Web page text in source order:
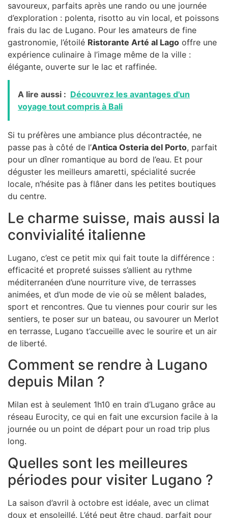
savoureux, parfaits après une rando ou une journée
d’exploration : polenta, risotto au vin local, et poissons
frais du lac de Lugano. Pour les amateurs de fine
gastronomie, l’étoilé Ristorante Arté al Lago offre une
expérience culinaire à l’image même de la ville :
élégante, ouverte sur le lac et raffinée.
A lire aussi : Découvrez les avantages d'un
voyage tout compris à Bali
Si tu préfères une ambiance plus décontractée, ne
passe pas à côté de l’Antica Osteria del Porto, parfait
pour un dîner romantique au bord de l’eau. Et pour
déguster les meilleurs amaretti, spécialité sucrée
locale, n’hésite pas à flâner dans les petites boutiques
du centre.
Le charme suisse, mais aussi la
convivialité italienne
Lugano, c’est ce petit mix qui fait toute la différence :
efficacité et propreté suisses s’allient au rythme
méditerranéen d’une nourriture vive, de terrasses
animées, et d’un mode de vie où se mêlent balades,
sport et rencontres. Que tu viennes pour courir sur les
sentiers, te poser sur un bateau, ou savourer un Merlot
en terrasse, Lugano t’accueille avec le sourire et un air
de liberté.
Comment se rendre à Lugano
depuis Milan ?
Milan est à seulement 1h10 en train d’Lugano grâce au
réseau Eurocity, ce qui en fait une excursion facile à la
journée ou un point de départ pour un road trip plus
long.
Quelles sont les meilleures
périodes pour visiter Lugano ?
La saison d’avril à octobre est idéale, avec un climat
doux et ensoleillé. L’été peut être chaud, parfait pour